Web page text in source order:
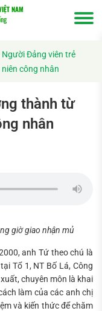
NAM
Người Đảng viên trẻ
công nhân
thành từ
nhân
giờ giao nhận mủ
anh Tứ theo chú là
Tổ 1, NT Bố Lá, Công
chuyên môn là khai
làm của các anh chị
và kiến thức để chăm